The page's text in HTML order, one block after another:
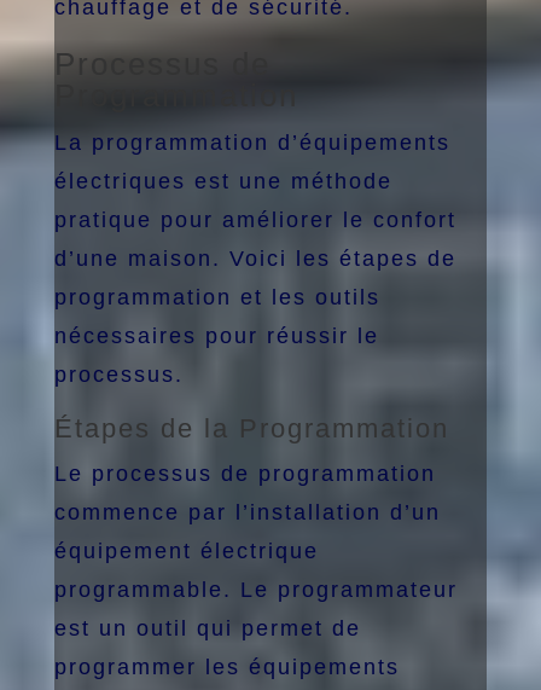
chauffage et de sécurité.
Processus de
Programmation
La programmation d’équipements
électriques est une méthode
pratique pour améliorer le confort
d’une maison. Voici les étapes de
programmation et les outils
nécessaires pour réussir le
processus.
Étapes de la Programmation
Le processus de programmation
commence par l’installation d’un
équipement électrique
programmable. Le programmateur
est un outil qui permet de
programmer les équipements